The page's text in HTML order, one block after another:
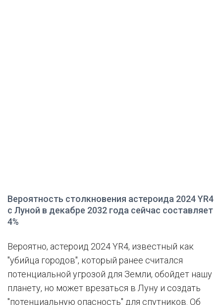
Вероятность столкновения астероида 2024 YR4
с Луной в декабре 2032 года сейчас составляет
4%
Вероятно, астероид 2024 YR4, известный как
"убийца городов", который ранее считался
потенциальной угрозой для Земли, обойдет нашу
планету, но может врезаться в Луну и создать
"потенциальную опасность" для спутников. Об